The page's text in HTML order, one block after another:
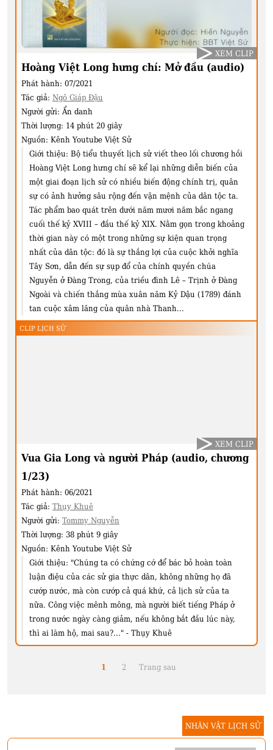
Hoàng Việt Long hưng chí: Mở đầu (audio)
Phát hành: 07/2021
Tác giả: Ngô Giáp Đậu
Người gửi: Ẩn danh
Thời lượng: 14 phút 20 giây
Nguồn: Kênh Youtube Việt Sử
Giới thiệu: Bộ tiểu thuyết lịch sử viết theo lối chương hồi
Hoàng Việt Long hưng chí sẽ kể lại những diễn biến của
một giai đoạn lịch sử có nhiều biến động chính trị, quân
sự có ảnh hưởng sâu rộng đến vận mệnh của dân tộc ta.
Tác phẩm bao quát trên dưới năm mươi năm bắc ngang
cuối thế kỷ XVIII – đầu thế kỷ XIX. Nằm gọn trong khoảng
thời gian này có một trong những sự kiện quan trọng
nhất của dân tộc: đó là sự thắng lợi của cuộc khởi nghĩa
Tây Sơn, dẫn đến sự sụp đổ của chính quyền chúa
Nguyễn ở Đàng Trong, của triều đình Lê – Trịnh ở Đàng
Ngoài và chiến thắng mùa xuân năm Kỷ Dậu (1789) đánh
tan cuộc xâm lăng của quân nhà Thanh...
XEM CLIP
CLIP LỊCH SỬ
Vua Gia Long và người Pháp (audio, chương
1/23)
Phát hành: 06/2021
Tác giả: Thụy Khuê
Người gửi: Tommy Nguyễn
Thời lượng: 38 phút 9 giây
Nguồn: Kênh Youtube Việt Sử
Giới thiệu: "Chúng ta có chứng cớ để bác bỏ hoàn toàn
luận điệu của các sử gia thực dân, không những họ đã
cướp nước, mà còn cướp cả quá khứ, cả lịch sử của ta
nữa. Công việc mênh mông, mà người biết tiếng Pháp ở
trong nước ngày càng giảm, nếu không bắt đầu lúc này,
thì ai làm hộ, mai sau?..." - Thụy Khuê
XEM CLIP
1 2 Trang sau
NHÂN VẬT LỊCH SỬ